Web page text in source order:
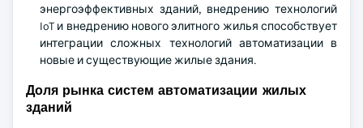
энергоэффективных зданий, внедрению технологий
IoT и внедрению нового элитного жилья способствует
интеграции сложных технологий автоматизации в
новые и существующие жилые здания.
Доля рынка систем автоматизации жилых
зданий